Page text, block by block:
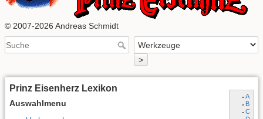
© 2007-2026 Andreas Schmidt
>
Prinz Eisenherz Lexikon
Auswahlmenu
A
B
C